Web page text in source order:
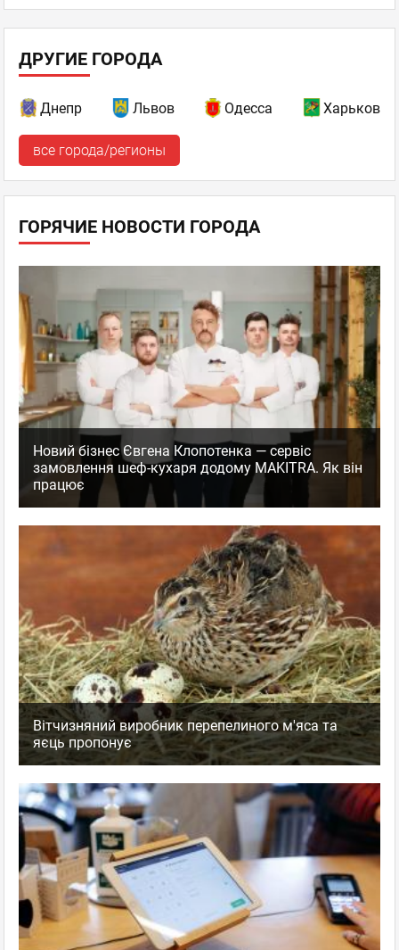
ДРУГИЕ ГОРОДА
Днепр Львов Одесса Харьков
все города/регионы
ГОРЯЧИЕ НОВОСТИ ГОРОДА
Новий бізнес Євгена Клопотенка — сервіс
замовлення шеф-кухаря додому MAKITRA. Як він
працює
Вітчизняний виробник перепелиного м'яса та
яєць пропонує